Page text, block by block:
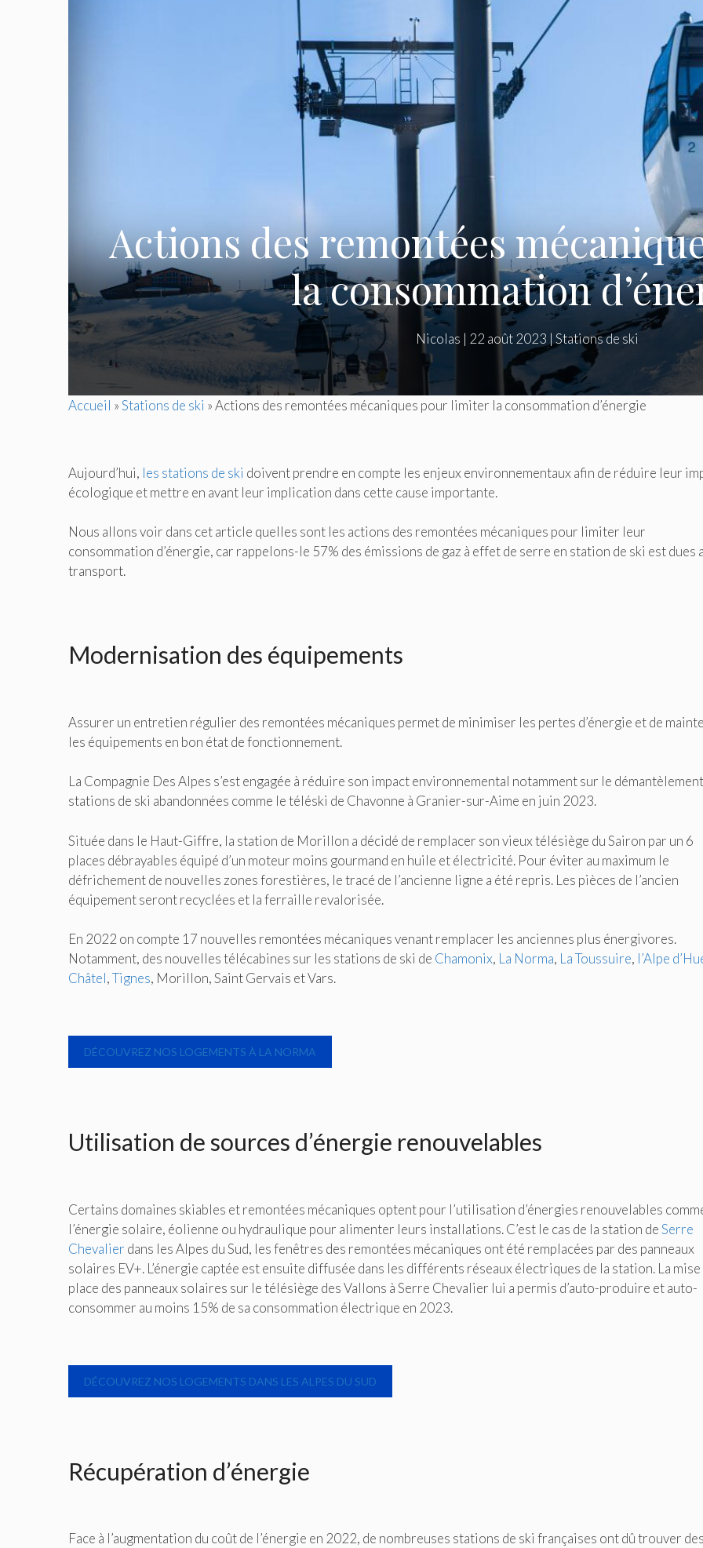
Actions des remontées
la consommation
Nicolas | 22 août 2023 | Stations de ski
Accueil »Stations de ski »Actions des remontées mécaniques pour limiter la consommation d’énergie
Aujourd’hui, les stations de ski doivent prendre en compte les enjeux environnementaux afin de réduire leur
écologique et mettre en avant leur implication dans cette cause importante.
Nous allons voir dans cet article quelles sont les actions des remontées mécaniques pour limiter leur
consommation d’énergie, car rappelons-le 57% des émissions de gaz à effet de serre en station de ski est dues
transport.
Modernisation des équipements
Assurer un entretien régulier des remontées mécaniques permet de minimiser les pertes d’énergie et de
les équipements en bon état de fonctionnement.
La Compagnie Des Alpes s’est engagée à réduire son impact environnemental notamment sur le
stations de ski abandonnées comme le téléski de Chavonne à Granier-sur-Aime en juin 2023.
Située dans le Haut-Giffre, la station de Morillon a décidé de remplacer son vieux télésiège du Sairon par un 6
places débrayables équipé d’un moteur moins gourmand en huile et électricité. Pour éviter au maximum le
défrichement de nouvelles zones forestières, le tracé de l’ancienne ligne a été repris. Les pièces de l’ancien
équipement seront recyclées et la ferraille revalorisée.
En 2022 on compte 17 nouvelles remontées mécaniques venant remplacer les anciennes plus énergivores.
Notamment, des nouvelles télécabines sur les stations de ski de Chamonix, La Norma, La Toussuire, l’Alpe
Châtel,Tignes, Morillon, Saint Gervais et Vars.
DÉCOUVREZ NOS LOGEMENTS À LA NORMA
Utilisation de sources d’énergie renouvelables
Certains domaines skiables et remontées mécaniques optent pour l’utilisation d’énergies renouvelables
l’énergie solaire, éolienne ou hydraulique pour alimenter leurs installations. C’est le cas de la station deSerre
Chevalier dans les Alpes du Sud, les fenêtres des remontées mécaniques ont été remplacées par des panneaux
solaires EV+. L’énergie captée est ensuite diffusée dans les différents réseaux électriques de la station. La mise
place des panneaux solaires sur le télésiège des Vallons à Serre Chevalier lui a permis d’auto-produire et auto-
consommer au moins 15% de sa consommation électrique en 2023.
DÉCOUVREZ NOS LOGEMENTS DANS LES ALPES DU SUD
Récupération d’énergie
Face à l’augmentation du coût de l’énergie en 2022, de nombreuses stations de ski françaises ont dû trouver des